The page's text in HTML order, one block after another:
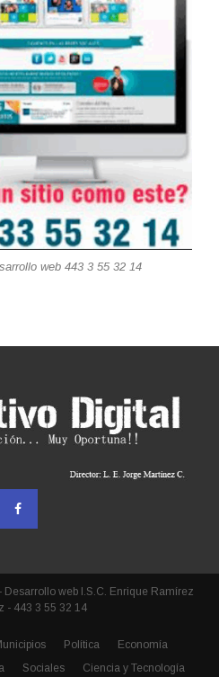
web 443 3 55 32 14
web I.S.C. Enrique Ramírez
- 443 3 55 32 14
Política
Economía
Sociales Ciencia y Tecnología